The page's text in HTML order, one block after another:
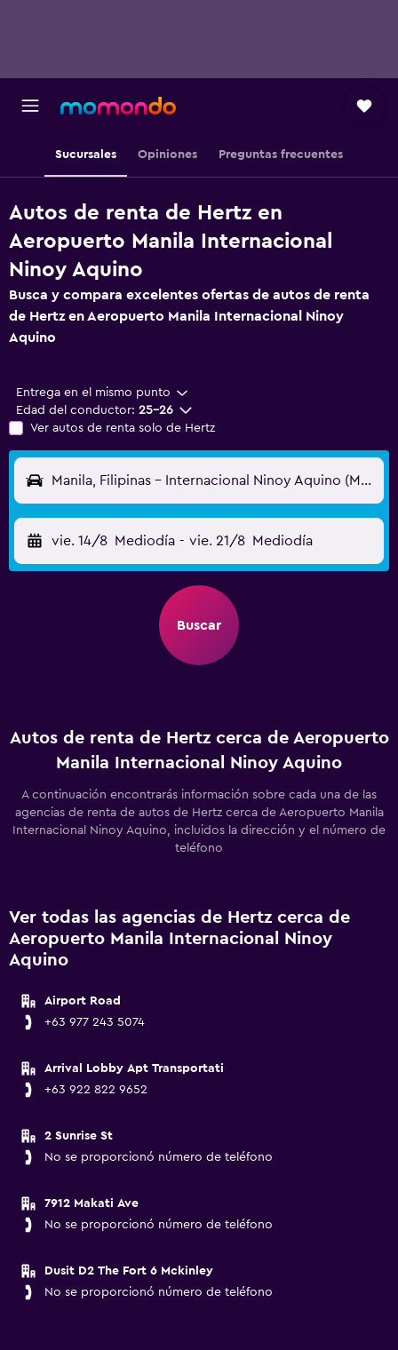
Sucursales Opiniones Preguntas frecuentes
Autos de renta de Hertz en
Aeropuerto Manila Internacional
Ninoy Aquino
Busca y compara excelentes ofertas de autos de renta
de Hertz en Aeropuerto Manila Internacional Ninoy
Aquino
Entrega en el mismo punto
Edad del conductor: 25-26
Ver autos de renta solo de Hertz
Manila, Filipinas - Internacional Ninoy Aquino (MNL)
vie. 14/8 Mediodía - vie. 21/8 Mediodía
Buscar
Autos de renta de Hertz cerca de Aeropuerto
Manila Internacional Ninoy Aquino
A continuación encontrarás información sobre cada una de las
agencias de renta de autos de Hertz cerca de Aeropuerto Manila
Internacional Ninoy Aquino, incluidos la dirección y el número de
teléfono
Ver todas las agencias de Hertz cerca de
Aeropuerto Manila Internacional Ninoy
Aquino
Airport Road
+63 977 243 5074
Arrival Lobby Apt Transportati
+63 922 822 9652
2 Sunrise St
No se proporcionó número de teléfono
7912 Makati Ave
No se proporcionó número de teléfono
Dusit D2 The Fort 6 Mckinley
No se proporcionó número de teléfono